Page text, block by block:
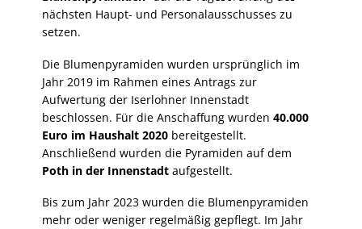
nächsten Haupt- und Personalausschusses zu
setzen.
Die Blumenpyramiden wurden ursprünglich im
Jahr 2019 im Rahmen eines Antrags zur
Aufwertung der Iserlohner Innenstadt
beschlossen. Für die Anschaffung wurden40.000
Euro im Haushalt 2020 bereitgestellt.
Anschließend wurden die Pyramiden auf dem
Poth in der Innenstadt aufgestellt.
Bis zum Jahr 2023 wurden die Blumenpyramiden
mehr oder weniger regelmäßig gepflegt. Im Jahr